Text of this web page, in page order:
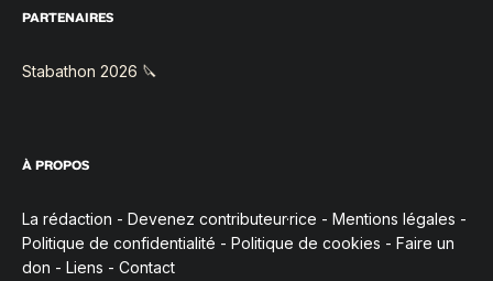
PARTENAIRES
Stabathon 2026 🔪
À PROPOS
La rédaction - Devenez contributeur·rice - Mentions légales -
Politique de confidentialité - Politique de cookies - Faire un
don - Liens - Contact